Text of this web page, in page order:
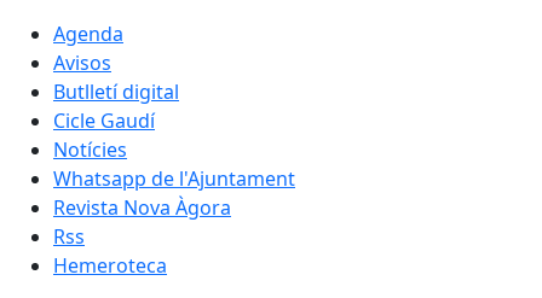
Agenda
Avisos
Butlletí digital
Cicle Gaudí
Notícies
Whatsapp de l'Ajuntament
Revista Nova Àgora
Rss
Hemeroteca